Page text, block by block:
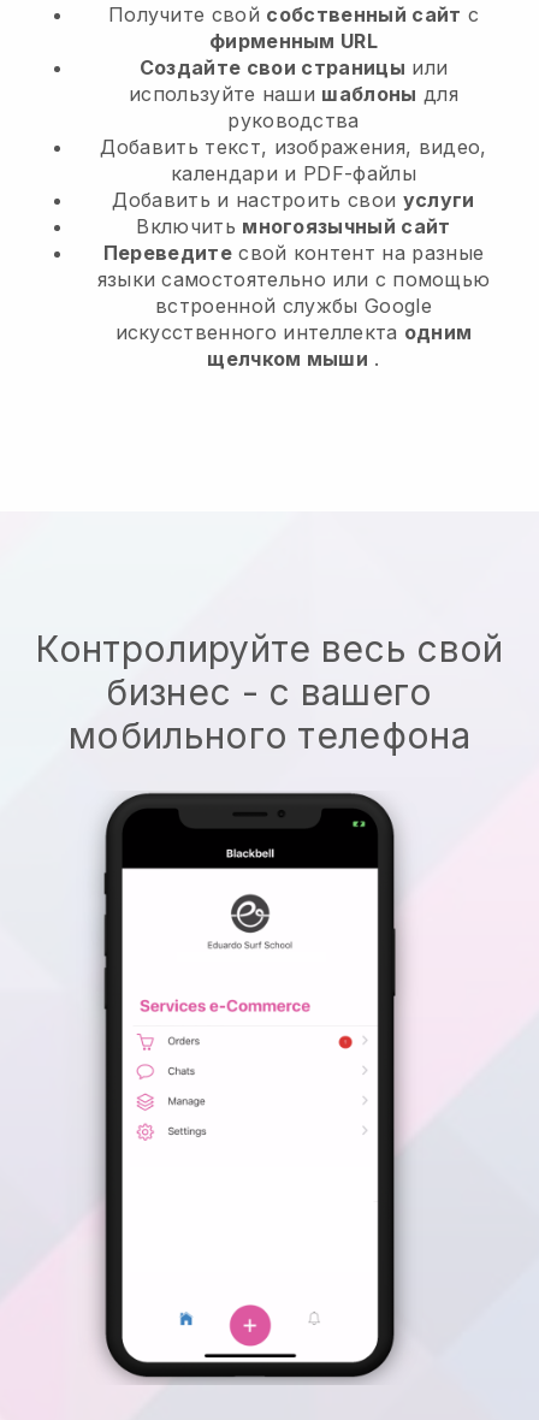
Получите свой собственный сайт с
фирменным URL
Создайте свои страницы или
используйте наши шаблоны для
руководства
Добавить текст, изображения, видео,
календари и PDF-файлы
Добавить и настроить свои услуги
Включить многоязычный сайт
Переведитесвой контент на разные
языки самостоятельно или с помощью
встроенной службы Google
искусственного интеллекта одним
щелчком мыши .
Контролируйте весь свой
бизнес - с вашего
мобильного телефона